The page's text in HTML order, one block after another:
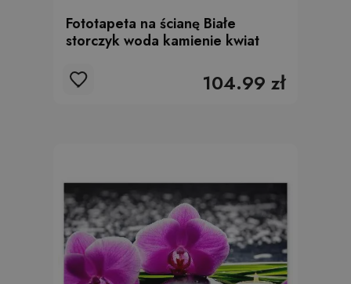
Fototapeta na ścianę Białe
storczyk woda kamienie kwiat
104.99 zł